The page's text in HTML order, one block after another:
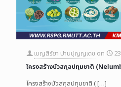
เบญสิร์ยา ปานปุญญเดช on
โครงสร้างบัวสกุลปทุมชาติ
โครงสร้างบัวสกุลปทุมชาติ ([…]